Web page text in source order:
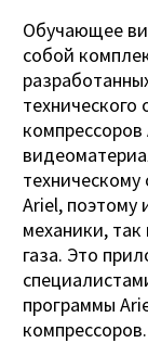
Обучающее
собой
Ariel, поэтому
механики,
газа. Это
программы
компрессоров.